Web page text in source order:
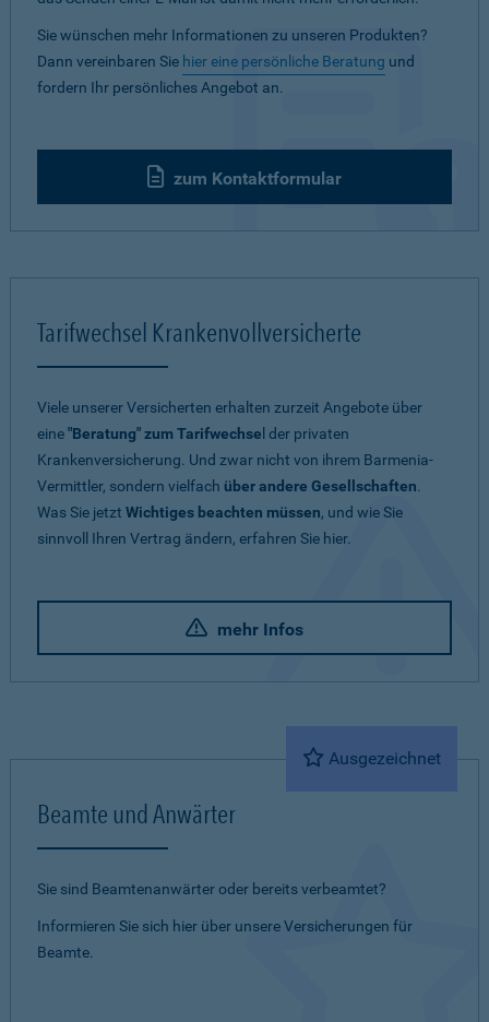
Sie wünschen mehr Informationen zu unseren Produkten?
Dann vereinbaren Sie hier eine persönliche Beratung und
fordern Ihr persönliches Angebot an.
zum Kontaktformular
Tarifwechsel Krankenvollversicherte
Viele unserer Versicherten erhalten zurzeit Angebote über
eine"Beratung" zum Tarifwechse l der privaten
Krankenversicherung. Und zwar nicht von ihrem Barmenia-
Vermittler, sondern vielfach über andere Gesellschaften.
Was Sie jetzt Wichtiges beachten müssen, und wie Sie
sinnvoll Ihren Vertrag ändern, erfahren Sie hier.
mehr Infos
Ausgezeichnet
Beamte und Anwärter
Sie sind Beamtenanwärter oder bereits verbeamtet?
Informieren Sie sich hier über unsere Versicherungen für
Beamte.